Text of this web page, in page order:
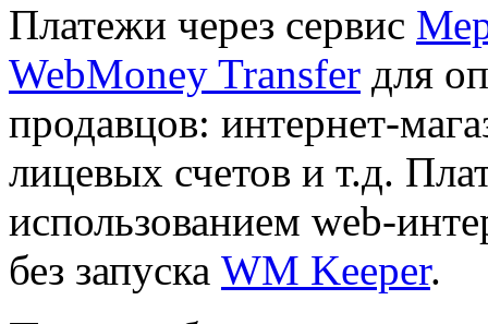
Платежи через сервис
WebMoney Transfer для
продавцов: интернет-
лицевых счетов и т.д.
использованием web-
без запуска WM Keeper.